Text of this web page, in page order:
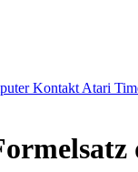
Kontakt Atari